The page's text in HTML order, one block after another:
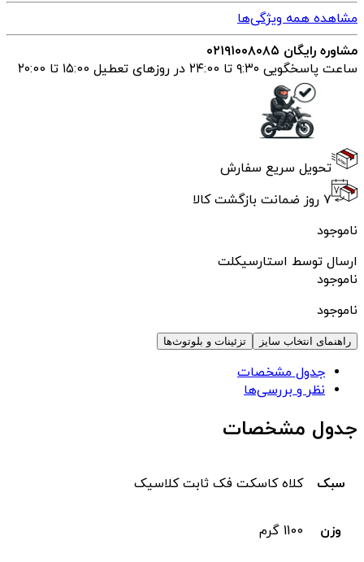
مشاهده همه ویژگی‌ها
مشاوره رایگان ۰۲۱۹۱۰۰۸۰۸۵
ساعت پاسخگویی ۹:۳۰ تا ۲۴:00 در روزهای تعطیل ۱۵:00 تا ۲۰:00
تحویل سریع سفارش
۷ روز ضمانت بازگشت کالا
ناموجود
ارسال توسط استارسیکلت
ناموجود
ناموجود
راهنمای انتخاب سایز تزئینات و بلوتوث‌ها
جدول مشخصات
نظر و بررسی‌ها
جدول مشخصات
سبک کلاه کاسکت فک ثابت کلاسیک
وزن 1100 گرم